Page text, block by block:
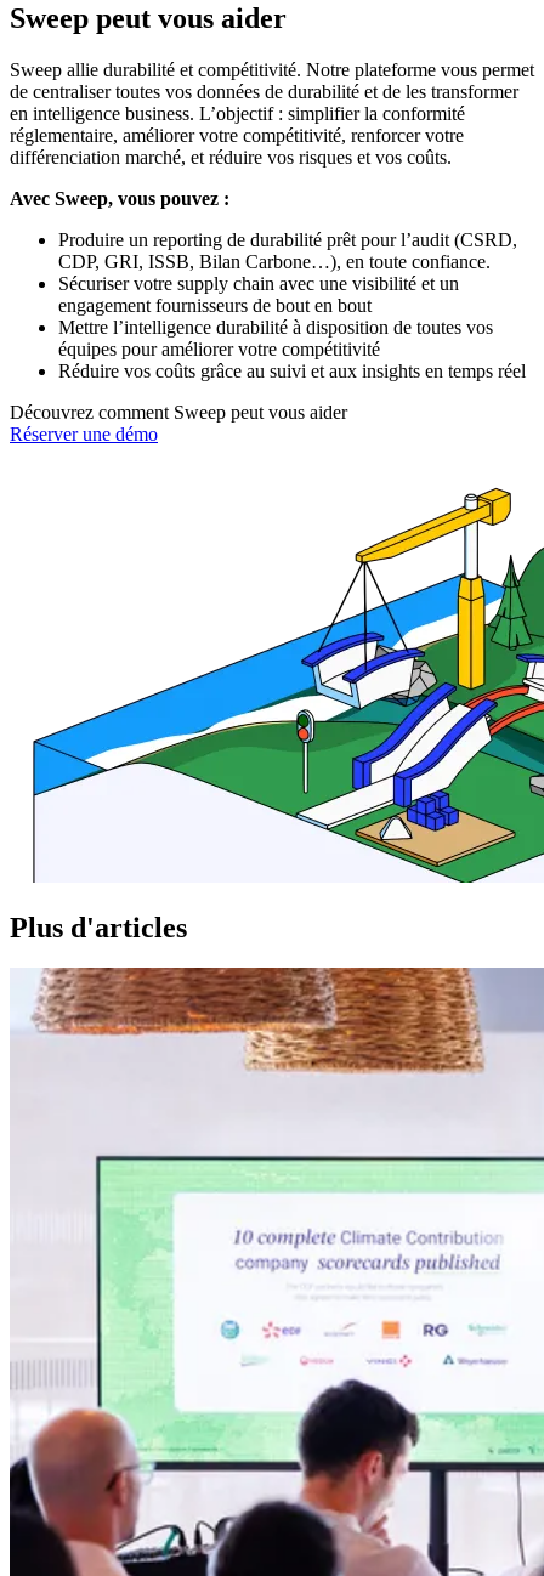
Sweep peut vous aider
Sweep allie durabilité et compétitivité. Notre plateforme vous permet
de centraliser toutes vos données de durabilité et de les transformer
en intelligence business. L’objectif : simplifier la conformité
réglementaire, améliorer votre compétitivité, renforcer votre
différenciation marché, et réduire vos risques et vos coûts.
Avec Sweep, vous pouvez :
Produire un reporting de durabilité prêt pour l’audit (CSRD,
CDP, GRI, ISSB, Bilan Carbone…), en toute confiance.
Sécuriser votre supply chain avec une visibilité et un
engagement fournisseurs de bout en bout
Mettre l’intelligence durabilité à disposition de toutes vos
équipes pour améliorer votre compétitivité
Réduire vos coûts grâce au suivi et aux insights en temps réel
Découvrez comment Sweep peut vous aider
Réserver une démo
Plus d'articles